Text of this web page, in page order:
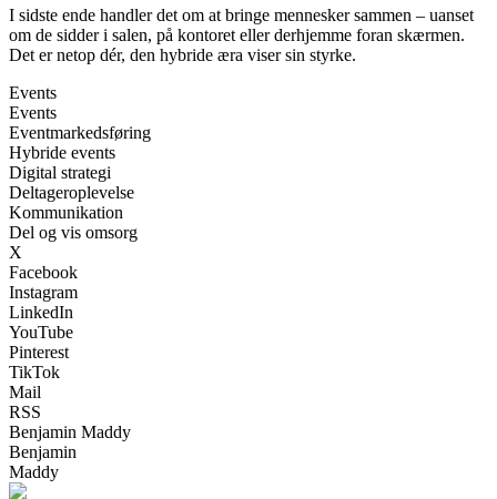
I sidste ende handler det om at bringe mennesker sammen – uanset
om de sidder i salen, på kontoret eller derhjemme foran skærmen.
Det er netop dér, den hybride æra viser sin styrke.
Events
Events
Eventmarkedsføring
Hybride events
Digital strategi
Deltageroplevelse
Kommunikation
Del og vis omsorg
X
Facebook
Instagram
LinkedIn
YouTube
Pinterest
TikTok
Mail
RSS
Benjamin Maddy
Benjamin
Maddy